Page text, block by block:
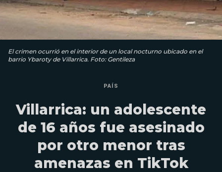
El crimen ocurrió en el interior de un local nocturno ubicado en el
barrio Ybaroty de Villarrica. Foto: Gentileza
PAÍS
Villarrica: un adolescente
de 16 años fue asesinado
por otro menor tras
amenazas en TikTok